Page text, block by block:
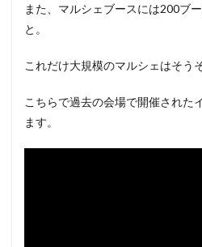
また、マルシェブースには200ブ
と。
これだけ大規模のマルシェはそう
こちらで過去の会場で開催された
ます。